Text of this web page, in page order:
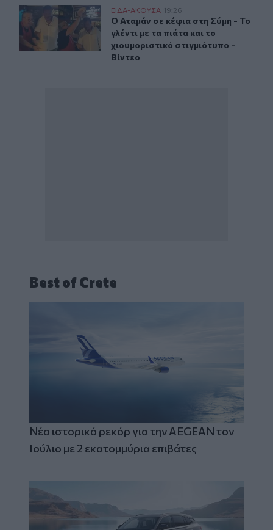
Ο Αταμάν σε κέφια στη Σύμη - Το γλέντι με τα πιάτα και
ΕΙΔΑ-ΑΚΟΥΣΑ 19:26
Ο Αταμάν σε κέφια στη Σύμη - Το
Ο Αταμάν σε κέφια στη Σύμη - Το
γλέντι με τα πιάτα και το
χιουμοριστικό στιγμιότυπο -
Βίντεο
Best of Crete
Νέο ιστορικό ρεκόρ για την AEGEAN τον
Ιούλιο με 2 εκατομμύρια επιβάτες